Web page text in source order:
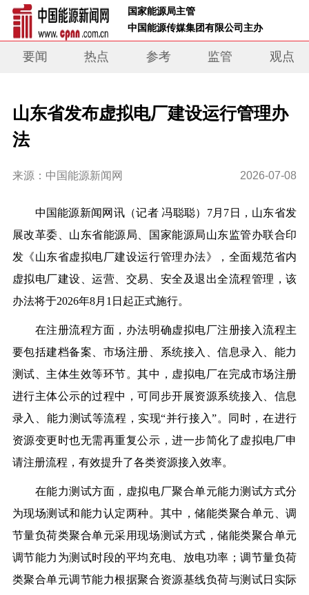
国家能源局主管
中国能源传媒集团有限公司主办
要闻 热点 参考 监管 观点
山东省发布虚拟电厂建设运行管理办
法
来源：中国能源新闻网 2026-07-08
中国能源新闻网讯（记者 冯聪聪）7月7日，山东省发
展改革委、山东省能源局、国家能源局山东监管办联合印
发《山东省虚拟电厂建设运行管理办法》，全面规范省内
虚拟电厂建设、运营、交易、安全及退出全流程管理，该
办法将于2026年8月1日起正式施行。
在注册流程方面，办法明确虚拟电厂注册接入流程主
要包括建档备案、市场注册、系统接入、信息录入、能力
测试、主体生效等环节。其中，虚拟电厂在完成市场注册
进行主体公示的过程中，可同步开展资源系统接入、信息
录入、能力测试等流程，实现“并行接入”。同时，在进行
资源变更时也无需再重复公示，进一步简化了虚拟电厂申
请注册流程，有效提升了各类资源接入效率。
在能力测试方面，虚拟电厂聚合单元能力测试方式分
为现场测试和能力认定两种。其中，储能类聚合单元、调
节量负荷类聚合单元采用现场测试方式，储能类聚合单元
调节能力为测试时段的平均充电、放电功率；调节量负荷
类聚合单元调节能力根据聚合资源基线负荷与测试日实际